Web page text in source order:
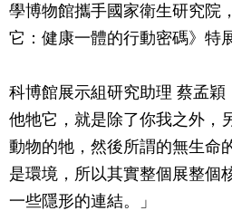
學博物館攜手國家衛生研究院
它：健康一體的行動密碼》特
科博館展示組研究助理 蔡孟
他牠它，就是除了你我之外，
動物的牠，然後所謂的無生命
是環境，所以其實整個展整個
一些隱形的連結。」